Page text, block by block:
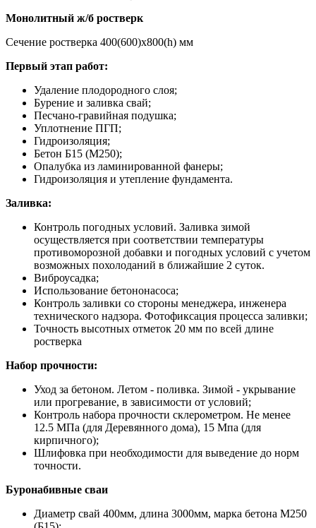
Монолитный ж/б ростверк
Сечение ростверка 400(600)х800(h) мм
Первый этап работ:
Удаление плодородного слоя;
Бурение и заливка свай;
Песчано-гравийная подушка;
Уплотнение ПГП;
Гидроизоляция;
Бетон Б15 (М250);
Опалубка из ламинированной фанеры;
Гидроизоляция и утепление фундамента.
Заливка:
Контроль погодных условий. Заливка зимой
осуществляется при соответствии температуры
противоморозной добавки и погодных условий с учетом
возможных похолоданий в ближайшие 2 суток.
Виброусадка;
Использование бетононасоса;
Контроль заливки со стороны менеджера, инженера
технического надзора. Фотофиксация процесса заливки;
Точность высотных отметок 20 мм по всей длине
ростверка
Набор прочности:
Уход за бетоном. Летом - поливка. Зимой - укрывание
или прогревание, в зависимости от условий;
Контроль набора прочности склерометром. Не менее
12.5 МПа (для Деревянного дома), 15 Мпа (для
кирпичного);
Шлифовка при необходимости для выведение до норм
точности.
Буронабивные сваи
Диаметр свай 400мм, длина 3000мм, марка бетона М250